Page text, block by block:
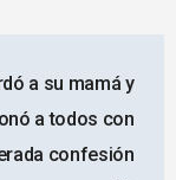
a su mamá y
a todos con
confesión